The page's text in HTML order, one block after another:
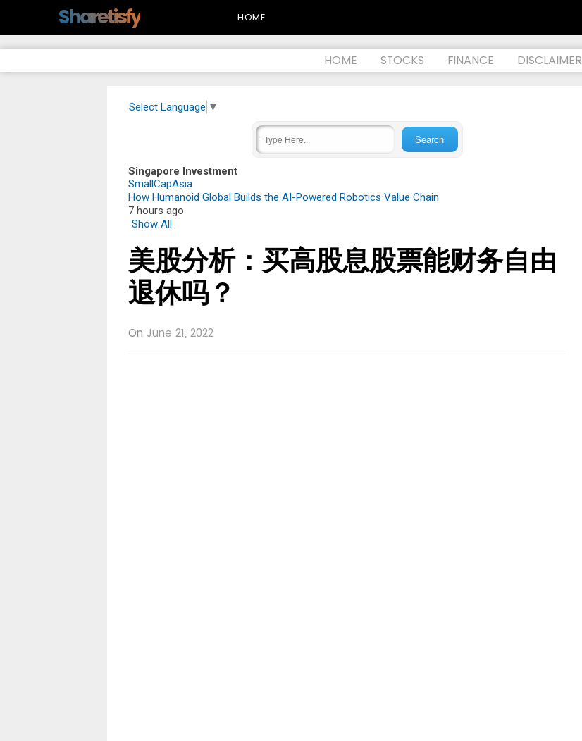
Sharetisfy HOME
HOME STOCKS FINANCE DISCLAIMER
Select Language ▼
Singapore Investment
SmallCapAsia
How Humanoid Global Builds the AI-Powered Robotics Value Chain
7 hours ago
Show All
美股分析：买高股息股票能财务自由
退休吗？
On June 21, 2022